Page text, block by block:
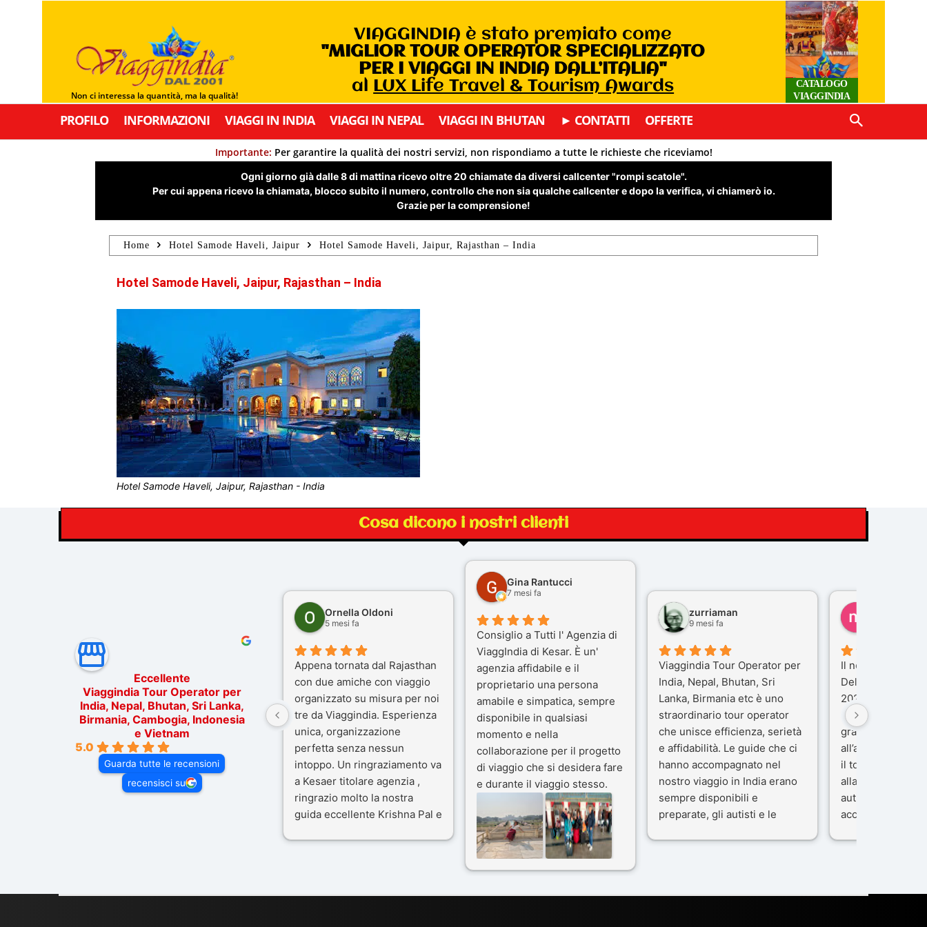
Non ci interessa la quantità, ma la qualità!
VIAGGINDIA è stato premiato come
"MIGLIOR TOUR OPERATOR SPECIALIZZATO
PER I VIAGGI IN INDIA DALL’ITALIA"
al LUX Life Travel & Tourism Awards
CATALOGO
VIAGGINDIA
PROFILO INFORMAZIONI VIAGGI IN INDIA VIAGGI IN NEPAL VIAGGI IN BHUTAN ► CONTATTI OFFERTE
Importante: Per garantire la qualità dei nostri servizi, non rispondiamo a tutte le richieste che riceviamo!
Ogni giorno già dalle 8 di mattina ricevo oltre 20 chiamate da diversi callcenter "rompi scatole".
Per cui appena ricevo la chiamata, blocco subito il numero, controllo che non sia qualche callcenter e dopo la verifica, vi chiamerò io.
Grazie per la comprensione!
Home Hotel Samode Haveli, Jaipur Hotel Samode Haveli, Jaipur, Rajasthan – India
Hotel Samode Haveli, Jaipur, Rajasthan – India
Hotel Samode Haveli, Jaipur, Rajasthan - India
Cosa dicono i nostri clienti
Eccellente
Viaggindia Tour Operator per
India, Nepal, Bhutan, Sri Lanka,
Birmania, Cambogia, Indonesia
e Vietnam
5.0
Guarda tutte le recensioni
recensisci su
Ornella Oldoni
5 mesi fa
Appena tornata dal Rajasthan
con due amiche con viaggio
organizzato su misura per noi
tre da Viaggindia. Esperienza
unica, organizzazione
perfetta senza nessun
intoppo. Un ringraziamento va
a Kesaer titolare agenzia ,
ringrazio molto la nostra
guida eccellente Krishna Pal e
consiglio questa agenzia
Gina Rantucci
7 mesi fa
Consiglio a Tutti l' Agenzia di
ViaggIndia di Kesar. È un'
agenzia affidabile e il
proprietario una persona
amabile e simpatica, sempre
disponibile in qualsiasi
momento e nella
collaborazione per il progetto
di viaggio che si desidera fare
e durante il viaggio stesso.
Siamo stati 3 settimane in
India a novembre 2025, 5
amici e il viaggio alla scoperta
del Rajasthan e Varanasi è
ai servizi dell' Agenzia con
zurriaman
9 mesi fa
Viaggindia Tour Operator per
India, Nepal, Bhutan, Sri
Lanka, Birmania etc è uno
straordinario tour operator
che unisce efficienza, serietà
e affidabilità. Le guide che ci
hanno accompagnato nel
nostro viaggio in India erano
sempre disponibili e
preparate, gli autisti e le
livello e di grande
Il nostro viaggio
Delhi e Varanasi
2025), è stata
che porteremo
gran parte del
all’agenzia che
il tour con cura e
alla nostra guida
autista che ci
accompagnati
L’organizzazione